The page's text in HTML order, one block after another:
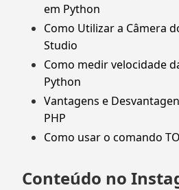
em Python
Como Utilizar a Câmera
Studio
Como medir velocidade
Python
Vantagens e
PHP
Como usar o comando
Conteúdo no